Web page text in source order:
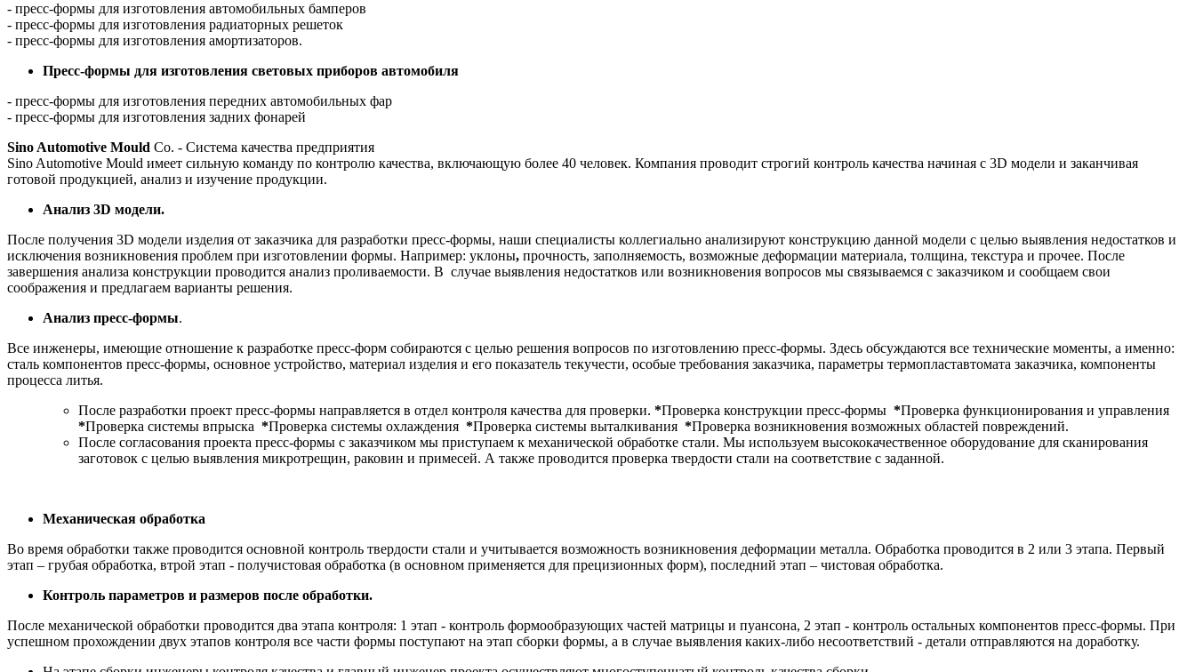
- пресс-формы для изготовления автомобильных бамперов
- пресс-формы для изготовления радиаторных решеток
- пресс-формы для изготовления амортизаторов.
Пресс-формы для изготовления световых приборов автомобиля
- пресс-формы для изготовления передних автомобильных фар
- пресс-формы для изготовления задних фонарей
Sino Automotive Mould Co. - Система качества предприятия
Sino Automotive Mould имеет сильную команду по контролю качества, включающую более 40 человек. Компания проводит строгий контроль качества начиная с 3D модели и заканчивая
готовой продукцией, анализ и изучение продукции.
Анализ 3D модели.
После получения 3D модели изделия от заказчика для разработки пресс-формы, наши специалисты коллегиально анализируют конструкцию данной модели с целью выявления недостатков и
исключения возникновения проблем при изготовлении формы. Например: уклоны, прочность, заполняемость, возможные деформации материала, толщина, текстура и прочее. После
завершения анализа конструкции проводится анализ проливаемости. В случае выявления недостатков или возникновения вопросов мы связываемся с заказчиком и сообщаем свои
соображения и предлагаем варианты решения.
Анализ пресс-формы.
Все инженеры, имеющие отношение к разработке пресс-форм собираются с целью решения вопросов по изготовлению пресс-формы. Здесь обсуждаются все технические моменты, а именно:
сталь компонентов пресс-формы, основное устройство, материал изделия и его показатель текучести, особые требования заказчика, параметры термопластавтомата заказчика, компоненты
процесса литья.
После разработки проект пресс-формы направляется в отдел контроля качества для проверки. *Проверка конструкции пресс-формы *Проверка функционирования и управления
*Проверка системы впрыска *Проверка системы охлаждения *Проверка системы выталкивания *Проверка возникновения возможных областей повреждений.
После согласования проекта пресс-формы с заказчиком мы приступаем к механической обработке стали. Мы используем высококачественное оборудование для сканирования
заготовок с целью выявления микротрещин, раковин и примесей. А также проводится проверка твердости стали на соответствие с заданной.
Механическая обработка
Во время обработки также проводится основной контроль твердости стали и учитывается возможность возникновения деформации металла. Обработка проводится в 2 или 3 этапа. Первый
этап – грубая обработка, втрой этап - получистовая обработка (в основном применяется для прецизионных форм), последний этап – чистовая обработка.
Контроль параметров и размеров после обработки.
После механической обработки проводится два этапа контроля: 1 этап - контроль формообразующих частей матрицы и пуансона, 2 этап - контроль остальных компонентов пресс-формы. При
успешном прохождении двух этапов контроля все части формы поступают на этап сборки формы, а в случае выявления каких-либо несоответствий - детали отправляются на доработку.